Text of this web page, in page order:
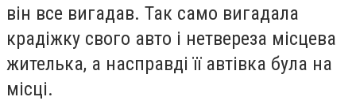
він все вигадав. Так само вигадала
крадіжку свого авто і нетвереза місцева
жителька, а насправді її автівка була на
місці.